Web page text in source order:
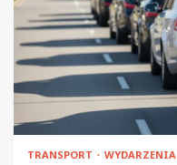
TRANSPORT WYDARZENIA